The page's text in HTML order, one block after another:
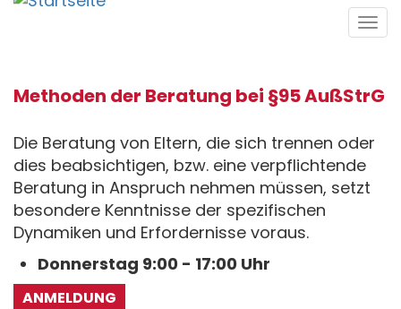
Direkt
Methoden der Beratung bei §95 AußStrG
Die Beratung von Eltern, die sich trennen oder
dies beabsichtigen, bzw. eine verpflichtende
Beratung in Anspruch nehmen müssen, setzt
besondere Kenntnisse der spezifischen
Dynamiken und Erfordernisse voraus.
Donnerstag 9:00 - 17:00 Uhr
ANMELDUNG